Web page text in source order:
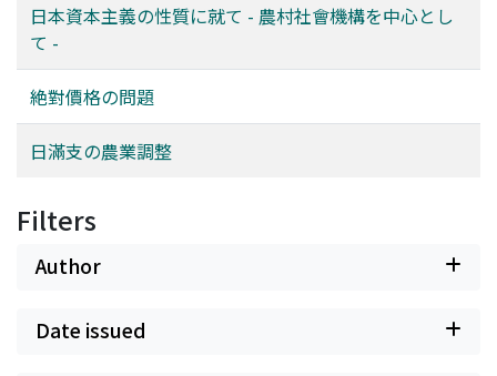
日本資本主義の性質に就て - 農村社會機構を中心とし
て -
絶對價格の問題
日滿支の農業調整
Filters
Author
Date issued